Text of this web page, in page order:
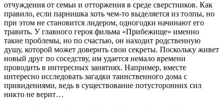
отчуждения от семьи и отторжения в среде сверстников. Как
правило, если парнишка хоть чем-то выделяется из толпы, но
при этом не становится лидером, одногодки начинают его
травить. У главного героя фильма «Прибежище» именно
такие проблемы, но по счастью, он находит родственную
душу, которой может доверить свои секреты. Поскольку живет
новый друг по соседству, им удается немало времени
проводить в интересных занятиях. Например, вместе
интересно исследовать загадки таинственного дома с
привидениями, ведь в существование потусторонних сил
никто не верит…